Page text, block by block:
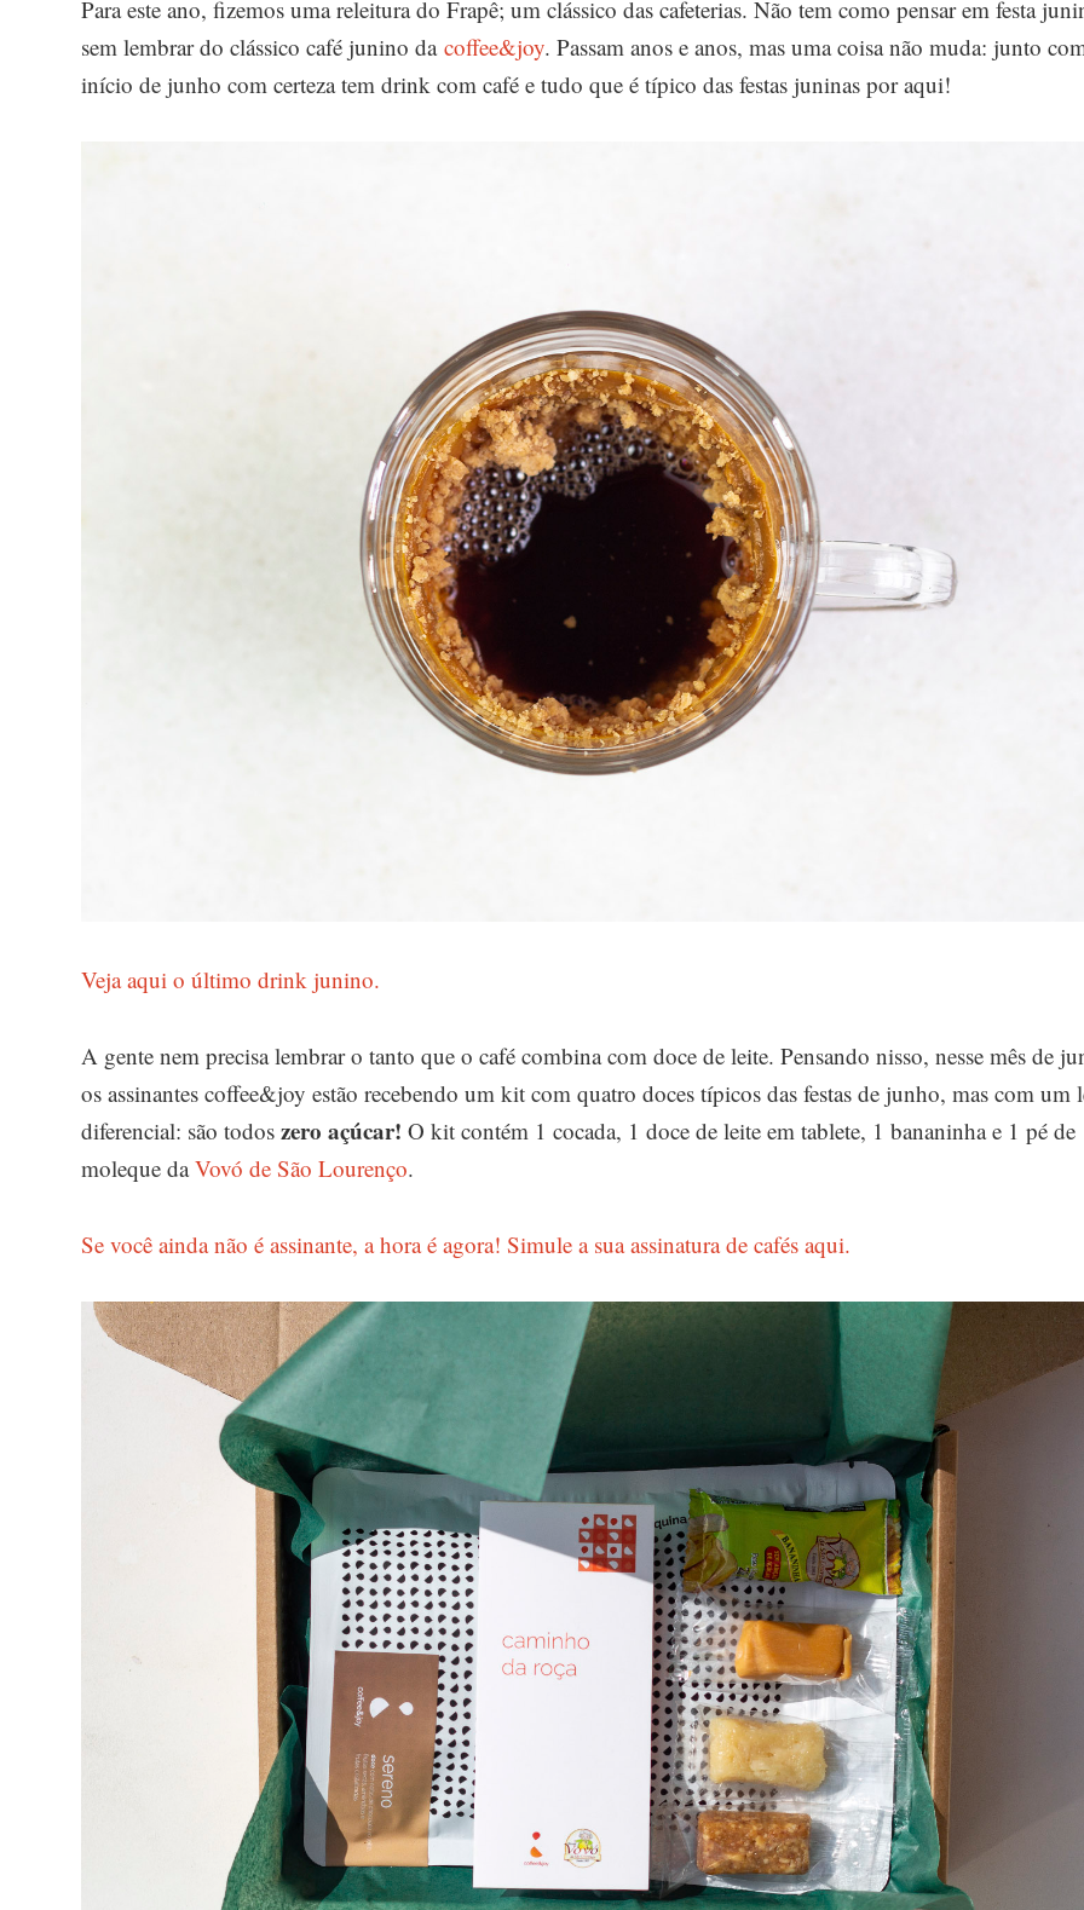
Para este ano, fizemos uma releitura do Frapê; um clássico das cafeterias. Não tem como pensar em festa
sem lembrar do clássico café junino dacoffee&joy. Passam anos e anos, mas uma coisa não muda: junto
início de junho com certeza tem drink com café e tudo que é típico das festas juninas por aqui!
Veja aqui o último drink junino.
A gente nem precisa lembrar o tanto que o café combina com doce de leite. Pensando nisso, nesse mês de
os assinantes coffee&joy estão recebendo um kit com quatro doces típicos das festas de junho, mas com um
diferencial: são todoszero açúcar! O kit contém 1 cocada, 1 doce de leite em tablete, 1 bananinha e 1 pé de
moleque daVovó de São Lourenço.
Se você ainda não é assinante, a hora é agora! Simule a sua assinatura de cafés aqui.